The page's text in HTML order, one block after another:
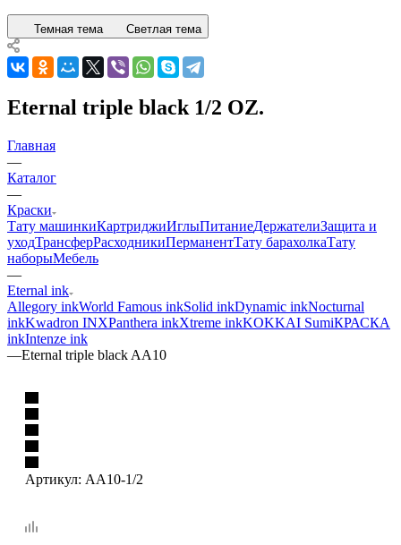
Темная тема Светлая тема
Eternal triple black 1/2 OZ.
Главная
—
Каталог
—
Краски
Тату машинкиКартриджиИглыПитаниеДержателиЗащита и
уходТрансферРасходникиПерманентТату барахолкаТату
наборыМебель
—
Eternal ink
Allegory inkWorld Famous inkSolid inkDynamic inkNocturnal
inkKwadron INXPanthera inkXtreme inkKOKKAI SumiКРАСКА
inkIntenze ink
—Eternal triple black AA10
Артикул: AA10-1/2